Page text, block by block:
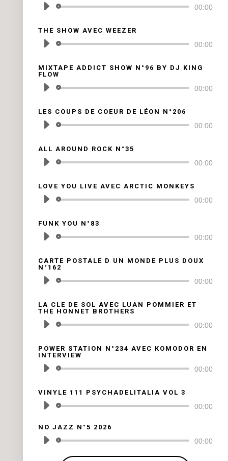
Lecteur
00:00
THE SHOW AVEC WEEZER
Lecteur
00:00
MIXTAPE ADDICT SHOW N°96 BY DJ KING
FLOW
Lecteur
00:00
LES COUPS DE COEUR DE LÉON N°206
Lecteur
00:00
ALL AROUND ROCK N°35
Lecteur
00:00
LOVE YOU LIVE AVEC ARCTIC MONKEYS
Lecteur
00:00
FUNK YOU N°83
Lecteur
00:00
CARTE POSTALE D UN MONDE PLUS DOUX
N°162
Lecteur
00:00
LA CLE DE SOL AVEC LUAN POMMIER ET
THE HONNET BROTHERS
Lecteur
00:00
POWER STATION N°234 AVEC KOMODOR EN
INTERVIEW
Lecteur
00:00
VINYLE 111 PSYCHADELITALIA VOL 3
Lecteur
00:00
NO JAZZ N°5 2026
Lecteur
00:00